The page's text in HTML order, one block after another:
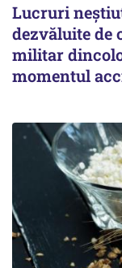
Lucruri
dezvăluite de
militar
momentul